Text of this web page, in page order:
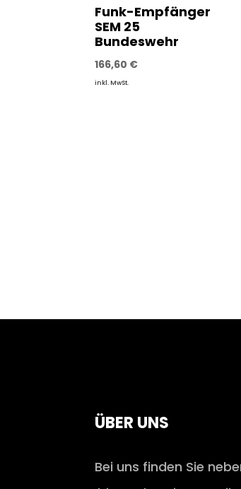
Funk-Empfänger
SEM 25
Bundeswehr
166,60 €
inkl. MwSt.
ÜBER UNS
Bei uns finden Sie